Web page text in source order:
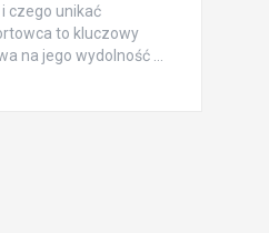
czego unikać
to kluczowy
na jego wydolność …